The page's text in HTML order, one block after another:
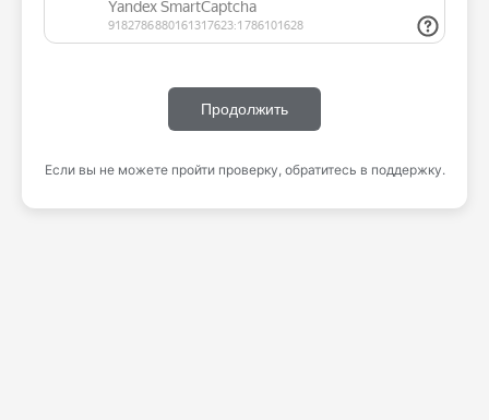
Продолжить
Если вы не можете пройти проверку, обратитесь в поддержку.